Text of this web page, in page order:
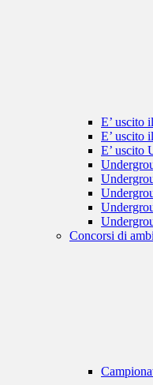
E’ uscito
E’ uscito
E’ uscito
Concorsi di